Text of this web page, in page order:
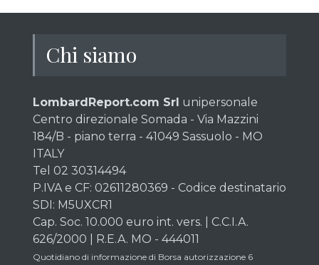
Chi siamo
LombardReport.com Srl unipersonale
Centro direzionale Somada - Via Mazzini
184/B - piano terra - 41049 Sassuolo - MO
ITALY
Tel 02 30314494
P.IVA e CF: 02611280369 - Codice destinatario
SDI: M5UXCR1
Cap. Soc. 10.000 euro int. vers. | C.C.I.A.
626/2000 | R.E.A. MO - 444011
Quotidiano di informazione di Borsa autorizzazione 6